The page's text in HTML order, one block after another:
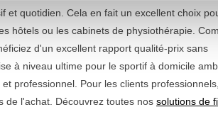
et quotidien. Cela en fait un excellent choix
hôtels ou les cabinets de physiothérapie.
d'un excellent rapport qualité-prix sans
à niveau ultime pour le sportif à domicile
professionnel. Pour les clients
de l'achat. Découvrez toutes nos solutions de